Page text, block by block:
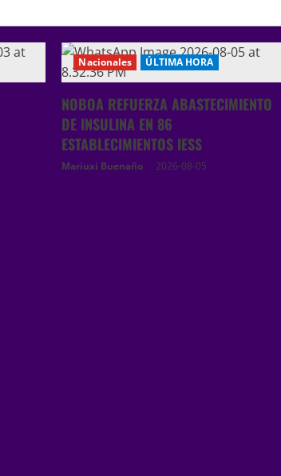
Nacionales ÚLTIMA HORA
NOBOA REFUERZA ABASTECIMIENTO
DE INSULINA EN 86
ESTABLECIMIENTOS IESS
Mariuxi Buenaño 2026-08-05